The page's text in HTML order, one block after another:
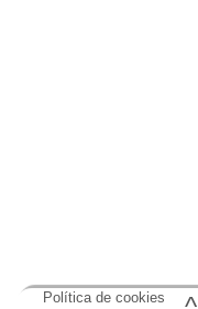
Política de cookies